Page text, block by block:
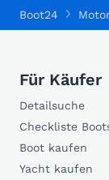
Boot24
Für Käufer
Detailsuche
Checkliste
Boot kaufen
Yacht kaufen